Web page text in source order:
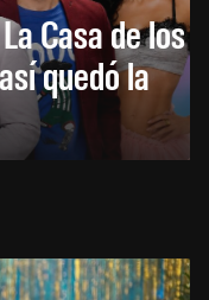
Casa de los
quedó la